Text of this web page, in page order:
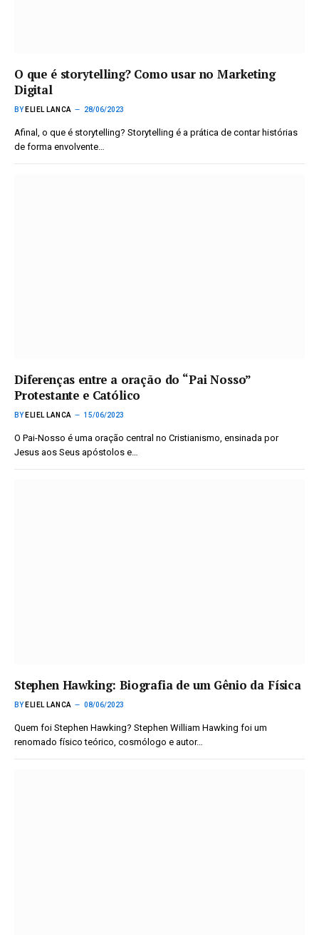
O que é storytelling? Como usar no Marketing
Digital
BY ELIEL LANCA 28/06/2023
Afinal, o que é storytelling? Storytelling é a prática de contar histórias
de forma envolvente…
Diferenças entre a oração do “Pai Nosso”
Protestante e Católico
BY ELIEL LANCA 15/06/2023
O Pai-Nosso é uma oração central no Cristianismo, ensinada por
Jesus aos Seus apóstolos e…
Stephen Hawking: Biografia de um Gênio da Física
BY ELIEL LANCA 08/06/2023
Quem foi Stephen Hawking? Stephen William Hawking foi um
renomado físico teórico, cosmólogo e autor…